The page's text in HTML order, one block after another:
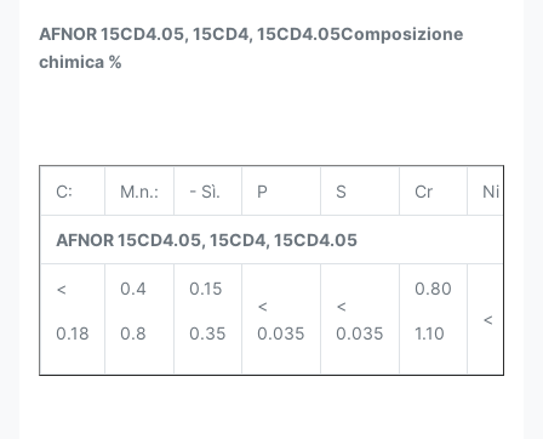
AFNOR 15CD4.05, 15CD4, 15CD4.05Composizione
chimica %
C: M.n.: - Sì. P S Cr Ni
AFNOR 15CD4.05, 15CD4, 15CD4.05
<
0.18
0.4
0.8
0.15
0.35
<
0.035
<
0.035
0.80
1.10
<